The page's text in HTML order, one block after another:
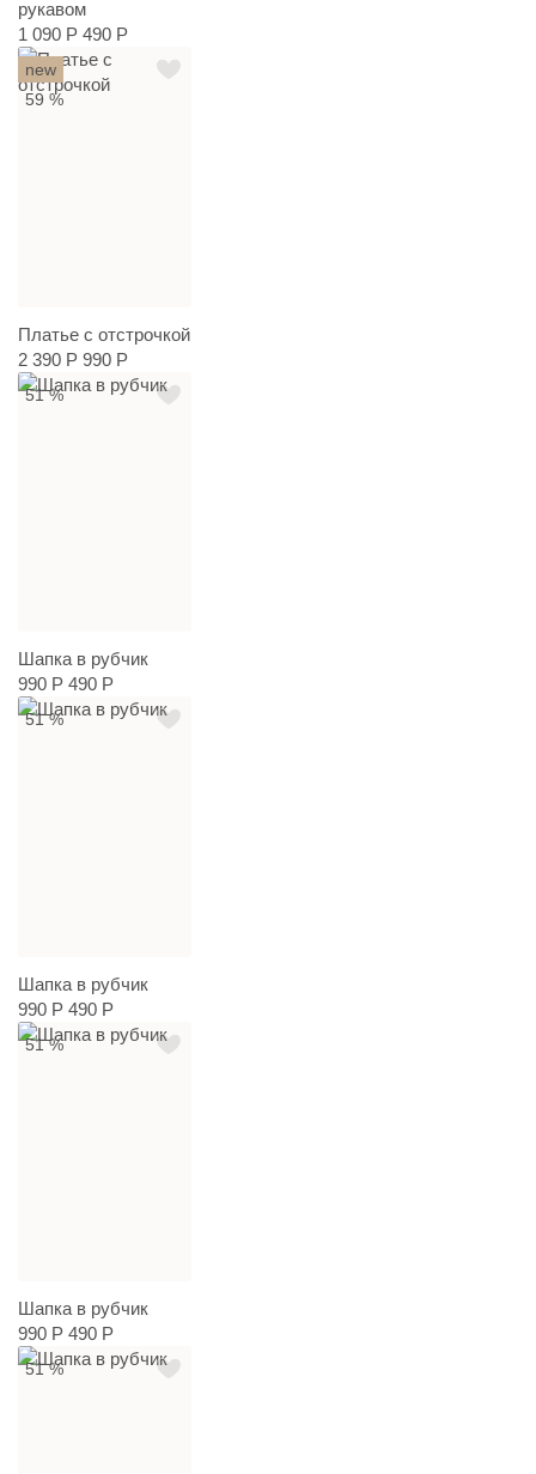
рукавом
1 090 Р 490 Р
new
59 %
Платье с отстрочкой
2 390 Р 990 Р
51 %
Шапка в рубчик
990 Р 490 Р
51 %
Шапка в рубчик
990 Р 490 Р
51 %
Шапка в рубчик
990 Р 490 Р
51 %